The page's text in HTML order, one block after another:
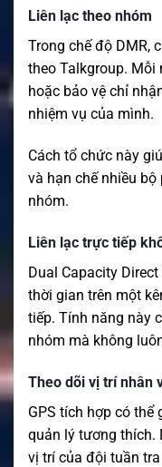
Liên lạc theo nhóm
Trong chế độ DMR,
theo Talkgroup. Mỗi
hoặc bảo vệ chỉ
nhiệm vụ của mình.
Cách tổ chức này
và hạn chế nhiều
nhóm.
Liên lạc trực tiếp
Dual Capacity
thời gian trên một
tiếp. Tính năng này
nhóm mà không
Theo dõi vị trí nhân
GPS tích hợp có thể
quản lý tương thích.
vị trí của đội tuần